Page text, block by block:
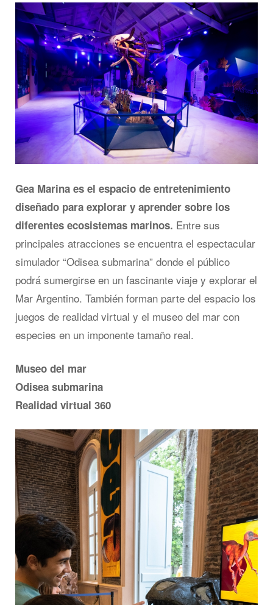
Gea Marina es el espacio de entretenimiento
diseñado para explorar y aprender sobre los
diferentes ecosistemas marinos. Entre sus
principales atracciones se encuentra el espectacular
simulador “Odisea submarina” donde el público
podrá sumergirse en un fascinante viaje y explorar el
Mar Argentino. También forman parte del espacio los
juegos de realidad virtual y el museo del mar con
especies en un imponente tamaño real.
Museo del mar
Odisea submarina
Realidad virtual 360